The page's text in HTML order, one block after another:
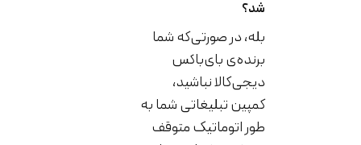
بله، در صورتی‌که شما
برنده‌ی بای‌باکس
دیجی‌کالا نباشید،
کمپین تبلیغاتی شما به
طور اتوماتیک متوقف